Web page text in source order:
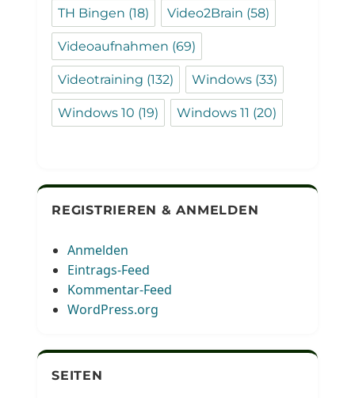
TH Bingen (18) Video2Brain (58)
Videoaufnahmen (69)
Videotraining (132) Windows (33)
Windows 10 (19) Windows 11 (20)
REGISTRIEREN & ANMELDEN
Anmelden
Eintrags-Feed
Kommentar-Feed
WordPress.org
SEITEN